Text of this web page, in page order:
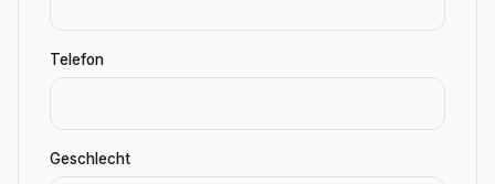
Telefon
Geschlecht